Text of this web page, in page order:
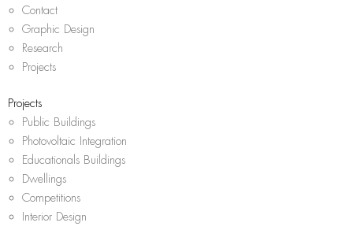
Contact
Graphic Design
Research
Projects
Projects
Public Buildings
Photovoltaic Integration
Educationals Buildings
Dwellings
Competitions
Interior Design